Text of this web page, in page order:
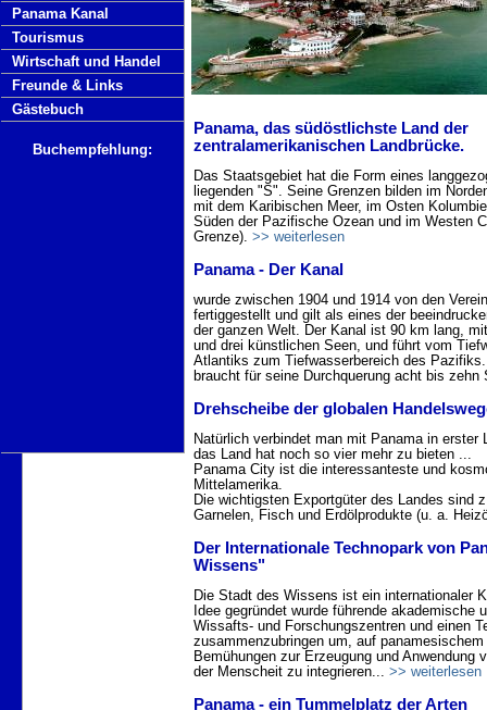
Panama Kanal
Tourismus
Wirtschaft und Handel
Freunde & Links
Gästebuch
Buchempfehlung:
Panama, das südöstlichste Land der
zentralamerikanischen Landbrücke.
Das Staatsgebiet hat die Form eines
liegenden "S". Seine Grenzen bilden im
mit dem Karibischen Meer, im Osten
Süden der Pazifische Ozean und im Westen
Grenze). >> weiterlesen
Panama - Der Kanal
wurde zwischen 1904 und 1914 von den
fertiggestellt und gilt als eines der
der ganzen Welt. Der Kanal ist 90 km lang,
und drei künstlichen Seen, und führt vom
Atlantiks zum Tiefwasserbereich des
braucht für seine Durchquerung acht bis
Drehscheibe der globalen
Natürlich verbindet man mit Panama in erster
das Land hat noch so vier mehr zu bieten ...
Panama City ist die interessanteste und
Mittelamerika.
Die wichtigsten Exportgüter des Landes sind
Garnelen, Fisch und Erdölprodukte (u. a.
Der Internationale Technopark von
Wissens"
Die Stadt des Wissens ist ein internationaler
Idee gegründet wurde führende akademische
Wissafts- und Forschungszentren und einen
zusammenzubringen um, auf
Bemühungen zur Erzeugung und Anwendung
der Menscheit zu integrieren... >> weiterlesen
Panama - ein Tummelplatz der Arten